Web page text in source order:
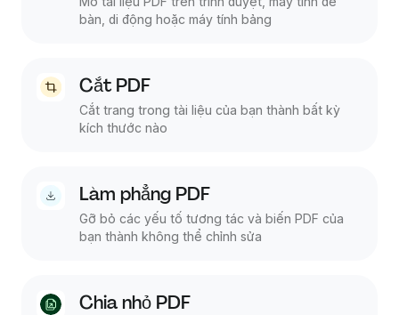
bàn, di động hoặc máy tính bảng
Cắt PDF
Cắt trang trong tài liệu của bạn thành bất kỳ
kích thước nào
Làm phẳng PDF
Gỡ bỏ các yếu tố tương tác và biến PDF của
bạn thành không thể chỉnh sửa
Chia nhỏ PDF